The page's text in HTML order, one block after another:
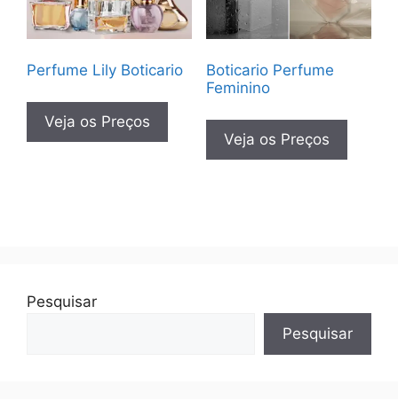
Perfume Lily Boticario
Veja os Preços
Boticario Perfume
Feminino
Veja os Preços
Pesquisar
Pesquisar